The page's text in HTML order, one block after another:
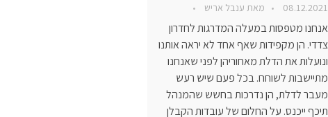
08.12.2021 מאת ענבל אריש
אנחנו מטפסות במעלה המדרגות לחדרון
צדדי. הן מקפידות שאף אחד לא יראה אותנו
ונועלות את הדלת מאחוריהן לפני שאנחנו
מתיישבות לשוחח. בכל פעם שיש רעש
מעבר לדלת, הן נדרכות בחשש שהמנהל
תיכף ייכנס. על החלום של עובדות הקבלן